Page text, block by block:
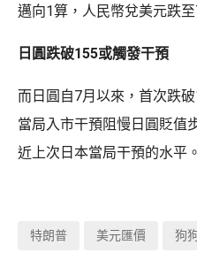
邁向1算，人民幣兌美元跌至
日圓跌破155或觸發干預
而日圓自7月以來，首次跌
當局入市干預阻慢日圓貶值
近上次日本當局干預的水平。
特朗普 美元匯價 狗